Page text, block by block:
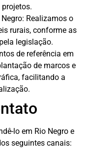
Realizamos o
rurais, conforme as
legislação.
de referência em
de marcos e
facilitando a
lo em Rio Negro e
seguintes canais: